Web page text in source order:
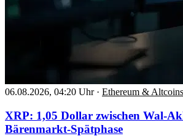
06.08.2026, 04:20 Uhr · Ethereum & Altcoins
XRP: 1,05 Dollar zwischen Wal-
Bärenmarkt-Spätphase